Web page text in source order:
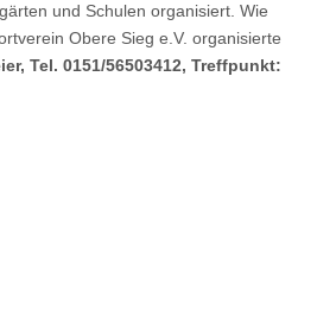
und Schulen organisiert. Wie
Obere Sieg e.V. organisierte
Tel. 0151/56503412, Treffpunkt: